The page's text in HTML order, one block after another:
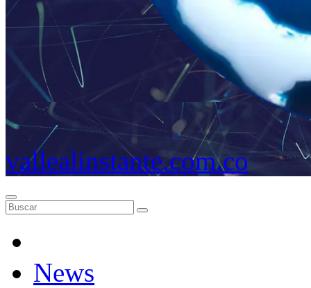
vallealinstante.com.co
News